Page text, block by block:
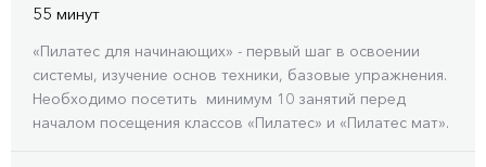
55 минут
«Пилатес для начинающих» - первый шаг в освоении
системы, изучение основ техники, базовые упражнения.
Необходимо посетить минимум 10 занятий перед
началом посещения классов «Пилатес» и «Пилатес мат».